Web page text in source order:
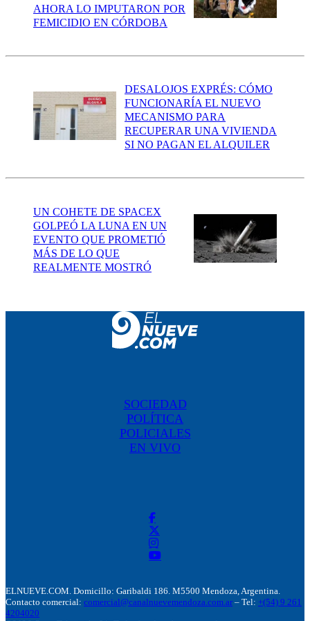
AHORA LO IMPUTARON POR
FEMICIDIO EN CÓRDOBA
DESALOJOS EXPRÉS: CÓMO
FUNCIONARÍA EL NUEVO
MECANISMO PARA
RECUPERAR UNA VIVIENDA
SI NO PAGAN EL ALQUILER
UN COHETE DE SPACEX
GOLPEÓ LA LUNA EN UN
EVENTO QUE PROMETIÓ
MÁS DE LO QUE
REALMENTE MOSTRÓ
SOCIEDAD
POLÍTICA
POLICIALES
EN VIVO
ELNUEVE.COM. Domicillo: Garibaldi 186. M5500 Mendoza, Argentina.
Contacto comercial: comercial@canalnuevemendoza.com.ar – Tel: +(54) 9 261
4204020